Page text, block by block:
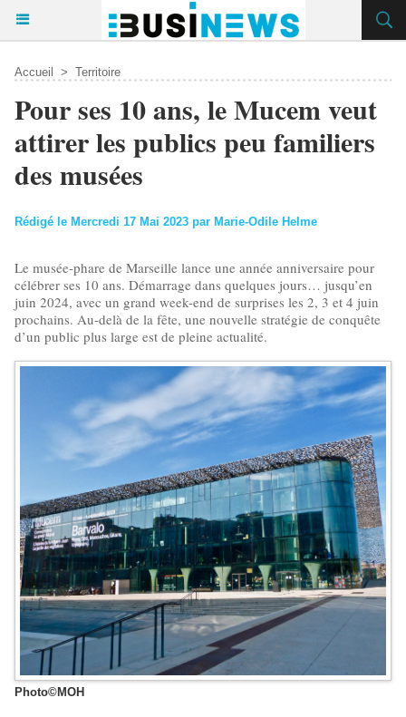
Accueil > Territoire
Pour ses 10 ans, le Mucem veut
attirer les publics peu familiers
des musées
Rédigé le Mercredi 17 Mai 2023 par Marie-Odile Helme
Le musée-phare de Marseille lance une année anniversaire pour
célébrer ses 10 ans. Démarrage dans quelques jours… jusqu’en
juin 2024, avec un grand week-end de surprises les 2, 3 et 4 juin
prochains. Au-delà de la fête, une nouvelle stratégie de conquête
d’un public plus large est de pleine actualité.
Photo©MOH